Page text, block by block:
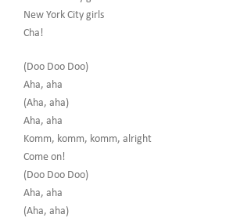
New York City girls
Cha!
(Doo Doo Doo)
Aha, aha
(Aha, aha)
Aha, aha
Komm, komm, komm, alright
Come on!
(Doo Doo Doo)
Aha, aha
(Aha, aha)